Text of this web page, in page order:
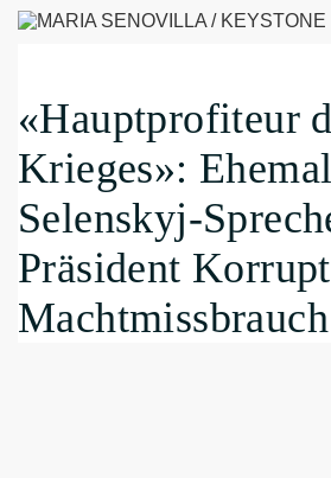
«Hauptprofiteur
Krieges»:
Selenskyj-
Präsident